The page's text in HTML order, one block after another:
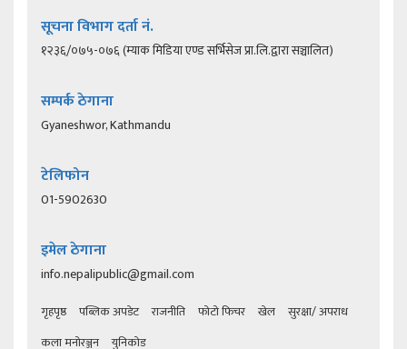
सूचना विभाग दर्ता नं.
१२३६/०७५-०७६ (म्याक मिडिया एण्ड सर्भिसेज प्रा.लि.द्वारा सञ्चालित)
सम्पर्क ठेगाना
Gyaneshwor, Kathmandu
टेलिफोन
01-5902630
इमेल ठेगाना
info.nepalipublic@gmail.com
गृहपृष्ठ पब्लिक अपडेट राजनीति फोटो फिचर खेल
सुरक्षा/ अपराध
कला मनोरञ्जन
युनिकोड